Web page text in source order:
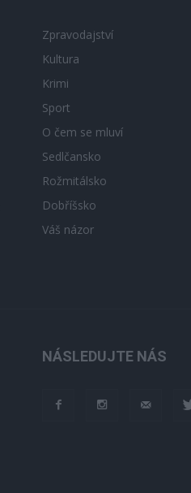
Zpravodajství
Kultura
Krimi
Sport
O čem se mluví
Sedlčansko
Rožmitálsko
Dobříšsko
Váš názor
NÁSLEDUJTE NÁS